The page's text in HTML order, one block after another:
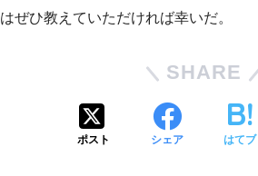
はぜひ教えていただければ幸いだ。
SHARE
ポスト シェア はてブ